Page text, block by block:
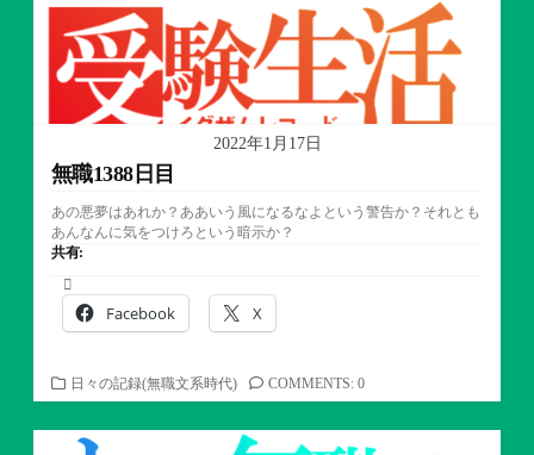
2022年1月17日
無職1388日目
あの悪夢はあれか？ああいう風になるなよという警告か？それとも
あんなんに気をつけろという暗示か？
共有:
Facebook X
カ
テ
ゴ
日々の記録(無職文系時代) COMMENTS: 0